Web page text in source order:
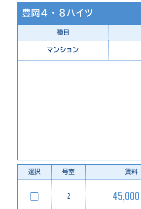
豊岡４・８ハイツ
種目
マンション
選択 号室 賃料
2 45,000